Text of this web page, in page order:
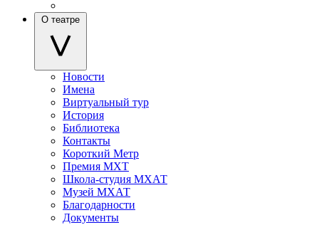
О театре
Новости
Имена
Виртуальный тур
История
Библиотека
Контакты
Короткий Метр
Премия МХТ
Школа-студия МХАТ
Музей МХАТ
Благодарности
Документы